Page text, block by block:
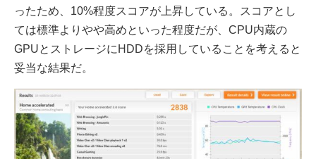
ったため、10%程度スコアが上昇している。スコアとし
ては標準よりやや高めといった程度だが、CPU内蔵の
GPUとストレージにHDDを採用していることを考えると
妥当な結果だ。